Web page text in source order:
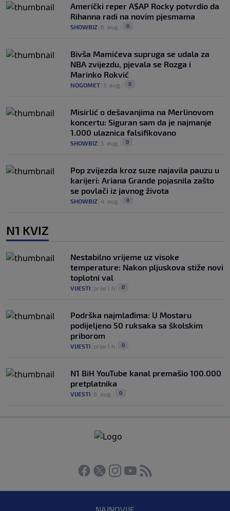
Američki reper A$AP Rocky potvrdio da
Rihanna radi na novim pjesmama
SHOWBIZ 6. aug. 0
Bivša Mamićeva supruga se udala za
NBA zvijezdu, pjevala se Rozga i
Marinko Rokvić
NOGOMET 5. aug. 0
Misirlić o dešavanjima na Merlinovom
koncertu: Siguran sam da je najmanje
1.000 ulaznica falsifikovano
SHOWBIZ 5. aug. 0
Pop zvijezda kroz suze najavila pauzu u
karijeri: Ariana Grande pojasnila zašto
se povlači iz javnog života
SHOWBIZ 4. aug. 0
N1 KVIZ
Nestabilno vrijeme uz visoke
temperature: Nakon pljuskova stiže novi
toplotni val
VIJESTI prije 1 h 0
Podrška najmlađima: U Mostaru
podijeljeno 50 ruksaka sa školskim
priborom
VIJESTI prije 1 h 0
N1 BiH YouTube kanal premašio 100.000
pretplatnika
VIJESTI 6. aug. 0